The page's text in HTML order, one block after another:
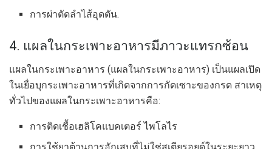
การผ่าตัดลำไส้อุดตัน.
4. แผลในกระเพาะอาหารมีภาวะแทรกซ้อน
แผลในกระเพาะอาหาร (แผลในกระเพาะอาหาร) เป็นแผลเปิด
ในเยื่อบุกระเพาะอาหารที่เกิดจากการกัดเซาะของกรด สาเหตุ
ทั่วไปของแผลในกระเพาะอาหารคือ:
การติดเชื้อเฮลิโคแบคเตอร์ ไพโลไร
การใช้ยาต้านการอักเสบที่ไม่ใช่สเตียรอยด์ในระยะยาว